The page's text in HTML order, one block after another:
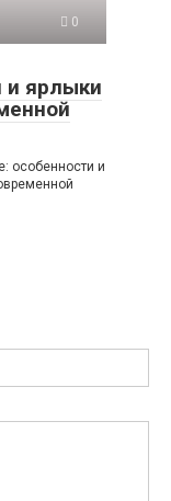
0
и ярлыки
особенности и